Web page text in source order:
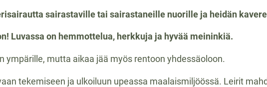
sairastaville tai sairastaneille nuorille ja heidän
Luvassa on hemmottelua, herkkuja ja hyvää meininkiä.
mutta aikaa jää myös rentoon yhdessäoloon.
tekemiseen ja ulkoiluun upeassa maalaismiljöössä. Leirit